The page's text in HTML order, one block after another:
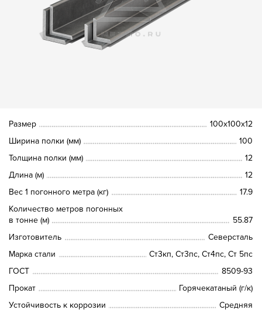
Размер
100х100х12
Ширина полки (мм)
100
Толщина полки (мм)
12
Длина (м)
12
Вес 1 погонного метра (кг)
17.9
Количество метров погонных
в тонне (м)
55.87
Изготовитель
Северсталь
Марка стали
Ст3кп, Ст3пс, Ст4пс, Ст 5пс
ГОСТ
8509-93
Прокат
Горячекатаный (г/к)
Устойчивость к коррозии
Средняя